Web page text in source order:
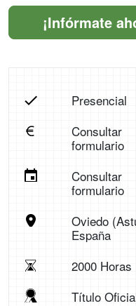
¡Infórmate
Presencial
formulario
formulario
Oviedo
España
2000 Horas
Título